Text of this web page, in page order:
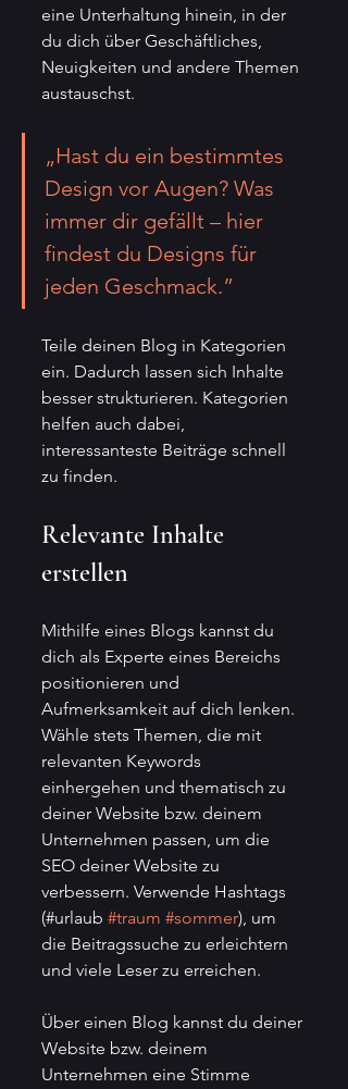
eine Unterhaltung hinein, in der
du dich über Geschäftliches,
Neuigkeiten und andere Themen
austauschst.
„Hast du ein bestimmtes
Design vor Augen? Was
immer dir gefällt – hier
findest du Designs für
jeden Geschmack.”
Teile deinen Blog in Kategorien
ein. Dadurch lassen sich Inhalte
besser strukturieren. Kategorien
helfen auch dabei,
interessanteste Beiträge schnell
zu finden.
Relevante Inhalte
erstellen
Mithilfe eines Blogs kannst du
dich als Experte eines Bereichs
positionieren und
Aufmerksamkeit auf dich lenken.
Wähle stets Themen, die mit
relevanten Keywords
einhergehen und thematisch zu
deiner Website bzw. deinem
Unternehmen passen, um die
SEO deiner Website zu
verbessern. Verwende Hashtags
(#urlaub #traum #sommer), um
die Beitragssuche zu erleichtern
und viele Leser zu erreichen.
Über einen Blog kannst du deiner
Website bzw. deinem
Unternehmen eine Stimme